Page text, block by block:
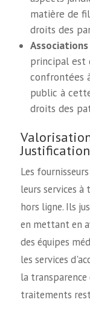
matière de
droits des
principal est
confrontées
public à
droits des
Les
leurs services
hors ligne. Ils
en mettant en
des équipes
les services
la
traitements